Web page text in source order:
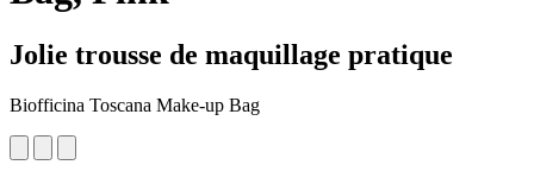
Jolie trousse de maquillage pratique
Biofficina Toscana Make-up Bag